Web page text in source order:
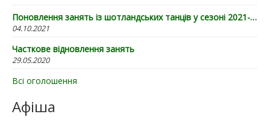
Поновлення занять із шотландських танців у сезоні 2021-22
04.10.2021
Часткове відновлення занять
29.05.2020
Всі оголошення
Афіша